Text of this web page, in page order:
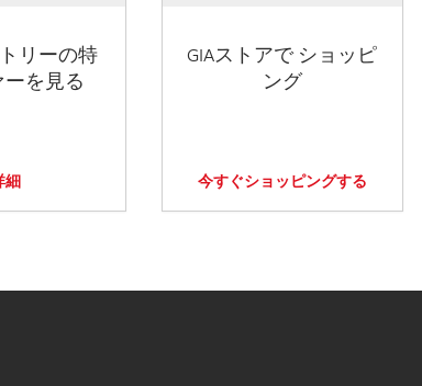
リーの特
を見る
細
GIAストアで ショッピ
ング
今すぐショッピングする